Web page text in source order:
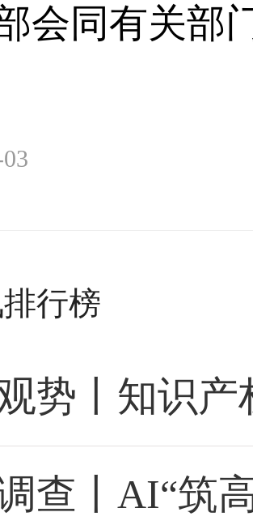
会同有关部
行榜
势丨知识
查丨AI“筑